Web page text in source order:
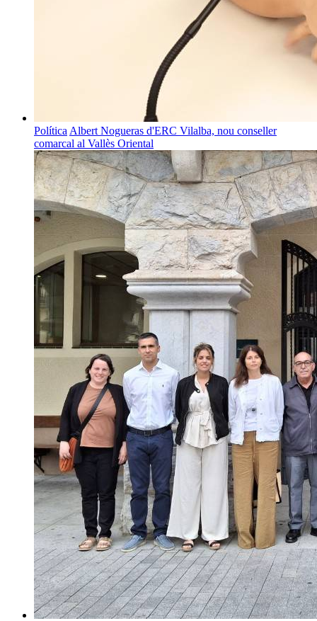
Política Albert Nogueras d'ERC Vilalba, nou conseller
comarcal al Vallès Oriental